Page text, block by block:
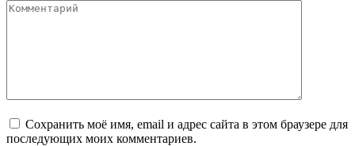
Сохранить моё имя, email и адрес сайта в этом браузере для
последующих моих комментариев.